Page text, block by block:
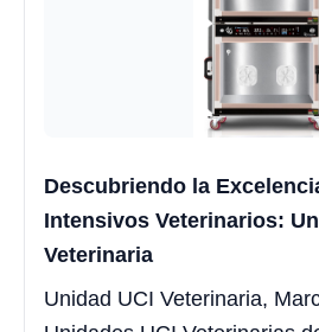
Descubriendo la
Intensivos Veterinarios:
Veterinaria
Unidad UCI Veterinaria,